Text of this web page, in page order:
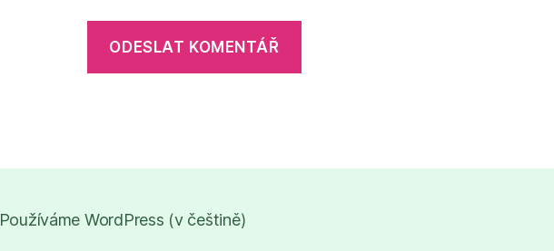
Používáme WordPress (v češtině)